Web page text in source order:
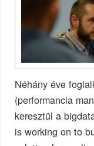
Néhány éve
(performancia
keresztül a
is working on to